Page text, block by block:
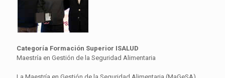
Categoría Formación Superior ISALUD
Maestría en Gestión de la Seguridad Alimentaria